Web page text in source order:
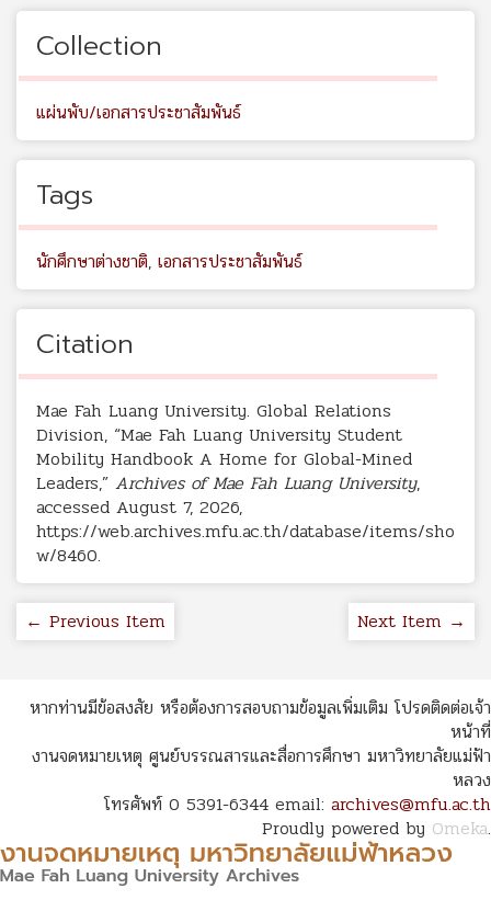
Collection
แผ่นพับ/เอกสารประชาสัมพันธ์
Tags
นักศึกษาต่างชาติ, เอกสารประชาสัมพันธ์
Citation
Mae Fah Luang University. Global Relations
Division, “Mae Fah Luang University Student
Mobility Handbook A Home for Global-Mined
Leaders,” Archives of Mae Fah Luang University,
accessed August 7, 2026,
https://web.archives.mfu.ac.th/database/items/sho
w/8460.
← Previous Item Next Item →
หากท่านมีข้อสงสัย หรือต้องการสอบถามข้อมูลเพิ่มเติม โปรดติดต่อเจ้า
หน้าที่
งานจดหมายเหตุ ศูนย์บรรณสารและสื่อการศึกษา มหาวิทยาลัยแม่ฟ้า
หลวง
โทรศัพท์ 0 5391-6344 email: archives@mfu.ac.th
Proudly powered by Omeka.